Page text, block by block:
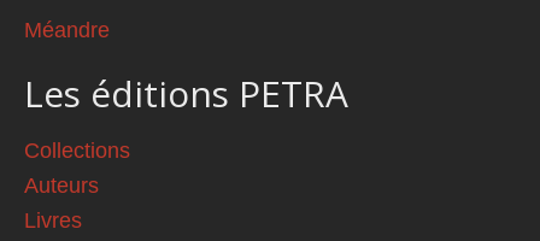
Méandre
Les éditions PETRA
Collections
Auteurs
Livres